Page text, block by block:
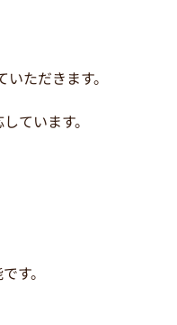
ただきます。
ています。
す。